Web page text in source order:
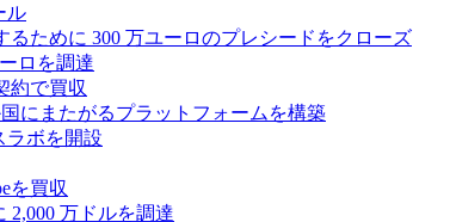
ル
るために 300 万ユーロのプレシードをクローズ
ロを調達
約で買収
にまたがるプラットフォームを構築
ラボを開設
を買収
2,000 万ドルを調達